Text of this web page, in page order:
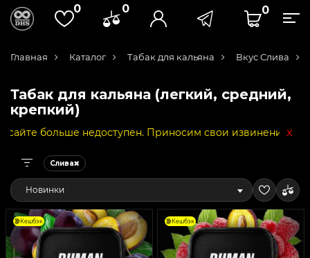
0 0 0
Главная Каталог Табак для кальяна Вкус Слива
Табак для кальяна (легкий, средний,
крепкий)
недоступен. Приносим свои извинения за x
Слива
Новинки
Кешбэк Кешбэк